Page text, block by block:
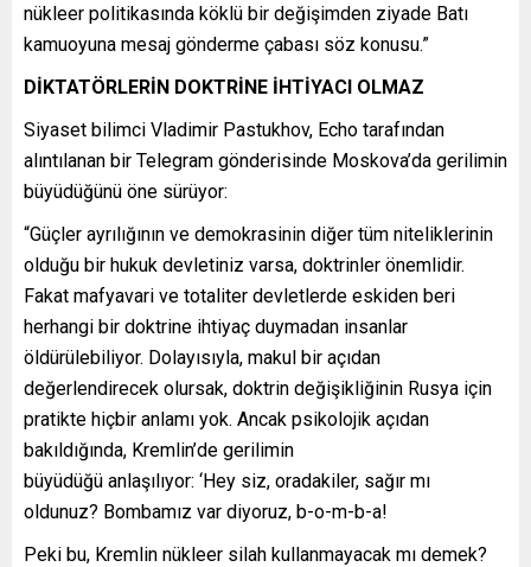
nükleer politikasında köklü bir değişimden ziyade Batı
kamuoyuna mesaj gönderme çabası söz konusu.”
DİKTATÖRLERİN DOKTRİNE İHTİYACI OLMAZ
Siyaset bilimci Vladimir Pastukhov, Echo tarafından
alıntılanan bir Telegram gönderisinde Moskova’da gerilimin
büyüdüğünü öne sürüyor:
“Güçler ayrılığının ve demokrasinin diğer tüm niteliklerinin
olduğu bir hukuk devletiniz varsa, doktrinler önemlidir.
Fakat mafyavari ve totaliter devletlerde eskiden beri
herhangi bir doktrine ihtiyaç duymadan insanlar
öldürülebiliyor. Dolayısıyla, makul bir açıdan
değerlendirecek olursak, doktrin değişikliğinin Rusya için
pratikte hiçbir anlamı yok. Ancak psikolojik açıdan
bakıldığında, Kremlin’de gerilimin
büyüdüğü anlaşılıyor: ‘Hey siz, oradakiler, sağır mı
oldunuz? Bombamız var diyoruz, b-o-m-b-a!
Peki bu, Kremlin nükleer silah kullanmayacak mı demek?